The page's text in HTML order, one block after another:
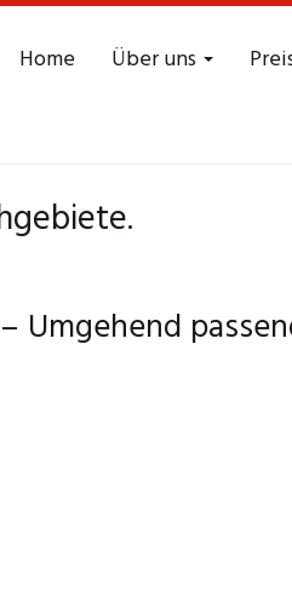
Home Über uns